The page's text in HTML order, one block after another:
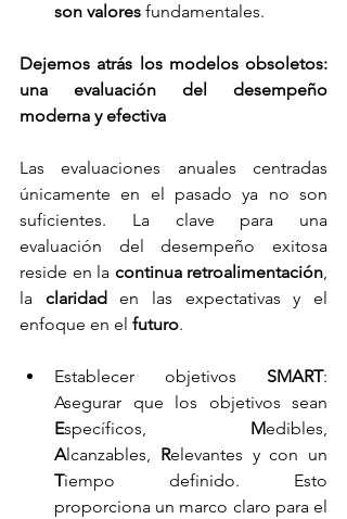
son valores fundamentales.
Dejemos atrás los modelos obsoletos:
una evaluación del desempeño
moderna y efectiva
Las evaluaciones anuales centradas
únicamente en el pasado ya no son
suficientes. La clave para una
evaluación del desempeño exitosa
reside en la continua retroalimentación,
la claridad en las expectativas y el
enfoque en el futuro.
Establecer objetivos SMART:
Específicos, M
Alcanzables, R
Tiempo definido. Esto
proporciona un marco claro para el